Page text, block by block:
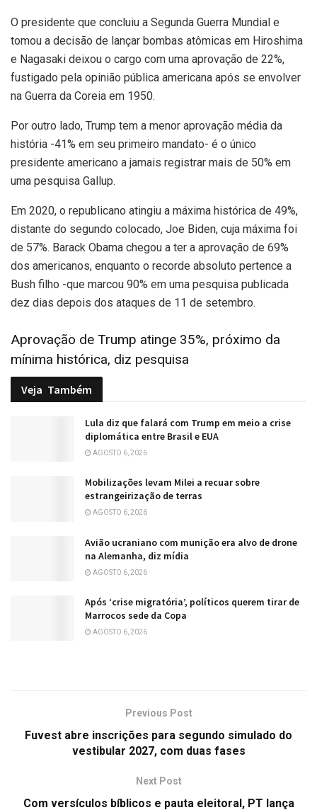
O presidente que concluiu a Segunda Guerra Mundial e
tomou a decisão de lançar bombas atômicas em Hiroshima
e Nagasaki deixou o cargo com uma aprovação de 22%,
fustigado pela opinião pública americana após se envolver
na Guerra da Coreia em 1950.
Por outro lado, Trump tem a menor aprovação média da
história -41% em seu primeiro mandato- é o único
presidente americano a jamais registrar mais de 50% em
uma pesquisa Gallup.
Em 2020, o republicano atingiu a máxima histórica de 49%,
distante do segundo colocado, Joe Biden, cuja máxima foi
de 57%. Barack Obama chegou a ter a aprovação de 69%
dos americanos, enquanto o recorde absoluto pertence a
Bush filho -que marcou 90% em uma pesquisa publicada
dez dias depois dos ataques de 11 de setembro.
Aprovação de Trump atinge 35%, próximo da
mínima histórica, diz pesquisa
Veja Também
Lula diz que falará com Trump em meio a crise
diplomática entre Brasil e EUA
AGOSTO 6, 2026
Mobilizações levam Milei a recuar sobre
estrangeirização de terras
AGOSTO 6, 2026
Avião ucraniano com munição era alvo de drone
na Alemanha, diz mídia
AGOSTO 6, 2026
Após ‘crise migratória’, políticos querem tirar de
Marrocos sede da Copa
AGOSTO 6, 2026
Previous Post
Fuvest abre inscrições para segundo simulado do
vestibular 2027, com duas fases
Next Post
Com versículos bíblicos e pauta eleitoral, PT lança